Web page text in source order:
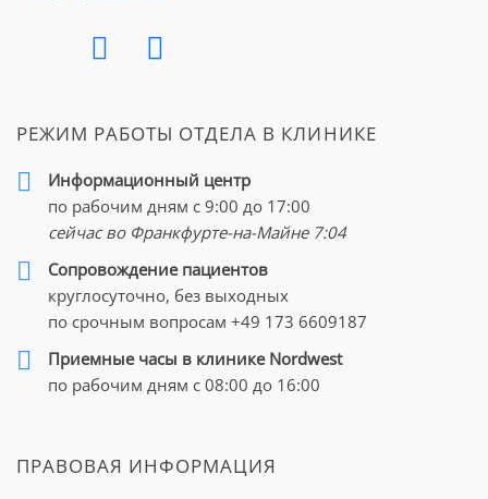
РЕЖИМ РАБОТЫ ОТДЕЛА В КЛИНИКЕ
Информационный центр
по рабочим дням с 9:00 до 17:00
сейчас во Франкфурте-на-Майне 7:04
Cопровождение пациентов
круглосуточно, без выходных
по срочным вопросам +49 173 6609187
Приемные часы в клинике Nordwest
по рабочим дням с 08:00 до 16:00
ПРАВОВАЯ ИНФОРМАЦИЯ